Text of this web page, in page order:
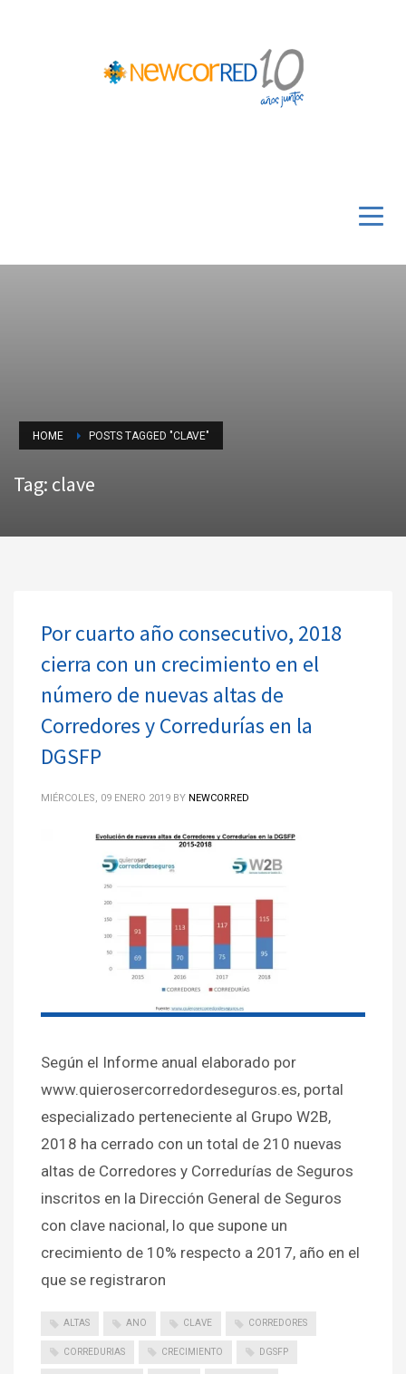
HOME POSTS TAGGED "CLAVE"
Tag: clave
Por cuarto año consecutivo, 2018
cierra con un crecimiento en el
número de nuevas altas de
Corredores y Corredurías en la
DGSFP
MIÉRCOLES, 09 ENERO 2019 BY NEWCORRED
Según el Informe anual elaborado por
www.quierosercorredordeseguros.es, portal
especializado perteneciente al Grupo W2B,
2018 ha cerrado con un total de 210 nuevas
altas de Corredores y Corredurías de Seguros
inscritos en la Dirección General de Seguros
con clave nacional, lo que supone un
crecimiento de 10% respecto a 2017, año en el
que se registraron
ALTAS ANO CLAVE CORREDORES
CORREDURIAS CRECIMIENTO DGSFP